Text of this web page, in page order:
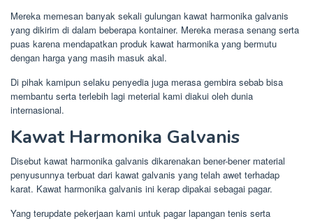
Mereka memesan banyak sekali gulungan kawat harmonika galvanis
yang dikirim di dalam beberapa kontainer. Mereka merasa senang serta
puas karena mendapatkan produk kawat harmonika yang bermutu
dengan harga yang masih masuk akal.
Di pihak kamipun selaku penyedia juga merasa gembira sebab bisa
membantu serta terlebih lagi meterial kami diakui oleh dunia
internasional.
Kawat Harmonika Galvanis
Disebut kawat harmonika galvanis dikarenakan bener-bener material
penyusunnya terbuat dari kawat galvanis yang telah awet terhadap
karat. Kawat harmonika galvanis ini kerap dipakai sebagai pagar.
Yang terupdate pekerjaan kami untuk pagar lapangan tenis serta